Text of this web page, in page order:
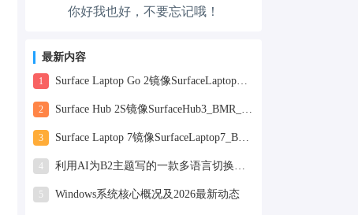
心情也舒畅了！
腿也不痛了！
腰也不酸了！
工作也轻松了！
你好我也好，不要忘记哦！
最新内容
1 Surface Laptop Go 2镜像SurfaceLaptopGo2_BMR_42032_2026.507.11898505.zip网盘下载
2 Surface Hub 2S镜像SurfaceHub3_BMR_155000_2026.420.11870147.zip网盘下载
3 Surface Laptop 7镜像SurfaceLaptop7_BMR_12010_2025.1009.12069254.zip网盘下载
4 利用AI为B2主题写的一款多语言切换插件
5 Windows系统核心概况及2026最新动态